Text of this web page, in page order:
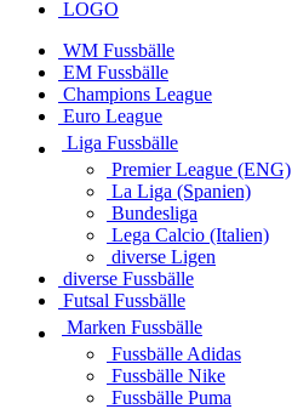
LOGO
WM Fussbälle
EM Fussbälle
Champions League
Euro League
Liga Fussbälle
Premier League (ENG)
La Liga (Spanien)
Bundesliga
Lega Calcio (Italien)
diverse Ligen
diverse Fussbälle
Futsal Fussbälle
Marken Fussbälle
Fussbälle Adidas
Fussbälle Nike
Fussbälle Puma